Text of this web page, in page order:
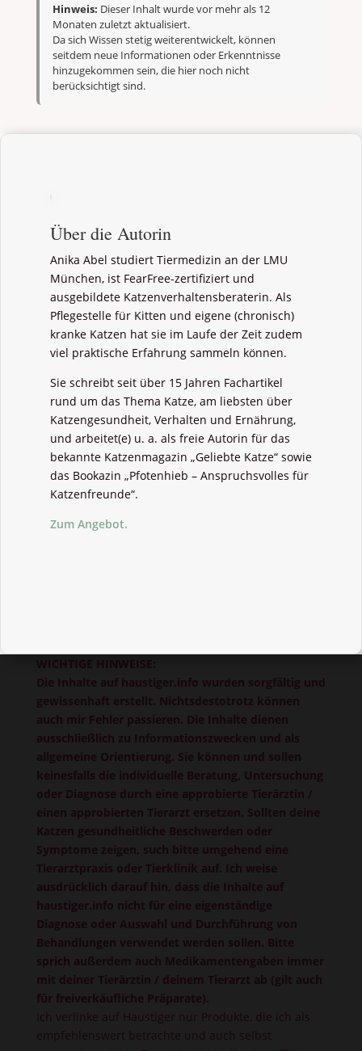
Hinweis: Dieser Inhalt wurde vor mehr als 12
Monaten zuletzt aktualisiert.
Da sich Wissen stetig weiterentwickelt, können
seitdem neue Informationen oder Erkenntnisse
hinzugekommen sein, die hier noch nicht
berücksichtigt sind.
Über die Autorin
Anika Abel studiert Tiermedizin an der LMU
München, ist FearFree-zertifiziert und
ausgebildete Katzenverhaltensberaterin. Als
Pflegestelle für Kitten und eigene (chronisch)
kranke Katzen hat sie im Laufe der Zeit zudem
viel praktische Erfahrung sammeln können.
Sie schreibt seit über 15 Jahren Fachartikel
rund um das Thema Katze, am liebsten über
Katzengesundheit, Verhalten und Ernährung,
und arbeitet(e) u. a. als freie Autorin für das
bekannte Katzenmagazin „Geliebte Katze“ sowie
das Bookazin „Pfotenhieb – Anspruchsvolles für
Katzenfreunde“.
Zum Angebot.
WICHTIGE HINWEISE:
Die Inhalte auf haustiger.info wurden sorgfältig und
gewissenhaft erstellt. Nichtsdestotrotz können
auch mir Fehler passieren. Die Inhalte dienen
ausschließlich zu Informationszwecken und als
allgemeine Orientierung. Sie können und sollen
keinesfalls die individuelle Beratung, Untersuchung
oder Diagnose durch eine approbierte Tierärztin /
einen approbierten Tierarzt ersetzen. Sollten deine
Katzen gesundheitliche Beschwerden oder
Symptome zeigen, such bitte umgehend eine
Tierarztpraxis oder Tierklinik auf. Ich weise
ausdrücklich darauf hin, dass die Inhalte auf
haustiger.info nicht für eine eigenständige
Diagnose oder Auswahl und Durchführung von
Behandlungen verwendet werden sollen. Bitte
sprich außerdem auch Medikamentengaben immer
mit deiner Tierärztin / deinem Tierarzt ab (gilt auch
für freiverkäufliche Präparate).
Ich verlinke auf Haustiger nur Produkte, die ich als
empfehlenswert betrachte und auch selbst